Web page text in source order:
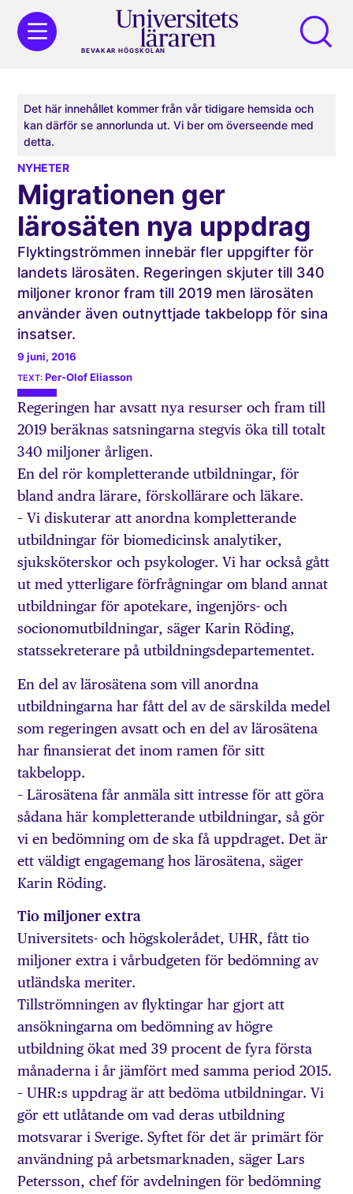
BEVAKAR HÖGSKOLAN
Det här innehållet kommer från vår tidigare hemsida och
kan därför se annorlunda ut. Vi ber om överseende med
detta.
NYHETER
Migrationen ger
lärosäten nya uppdrag
Flyktingströmmen innebär fler uppgifter för
landets lärosäten. Regeringen skjuter till 340
miljoner kronor fram till 2019 men lärosäten
använder även outnyttjade takbelopp för sina
insatser.
9 juni, 2016
Per-Olof Eliasson
Regeringen har avsatt nya resurser och fram till
2019 beräknas satsningarna stegvis öka till totalt
340 miljoner årligen.
En del rör kompletterande utbildningar, för
bland andra lärare, förskollärare och läkare.
– Vi diskuterar att anordna kompletterande
utbildningar för biomedicinsk analytiker,
sjuksköterskor och psykologer. Vi har också gått
ut med ytterligare förfrågningar om bland annat
utbildningar för apotekare, ingenjörs- och
socionomutbildningar, säger Karin Röding,
statssekreterare på utbildningsdepartementet.
En del av lärosätena som vill anordna
utbildningarna har fått del av de särskilda medel
som regeringen avsatt och en del av lärosätena
har finansierat det inom ramen för sitt
takbelopp.
– Lärosätena får anmäla sitt intresse för att göra
sådana här kompletterande utbildningar, så gör
vi en bedömning om de ska få uppdraget. Det är
ett väldigt engagemang hos lärosätena, säger
Karin Röding.
Tio miljoner extra
Universitets- och högskolerådet, UHR, fått tio
miljoner extra i vårbudgeten för bedömning av
utländska meriter.
Tillströmningen av flyktingar har gjort att
ansökningarna om bedömning av högre
utbildning ökat med 39 procent de fyra första
månaderna i år jämfört med samma period 2015.
– UHR:s uppdrag är att bedöma utbildningar. Vi
gör ett utlåtande om vad deras utbildning
motsvarar i Sverige. Syftet för det är primärt för
användning på arbetsmarknaden, säger Lars
Petersson, chef för avdelningen för bedömning